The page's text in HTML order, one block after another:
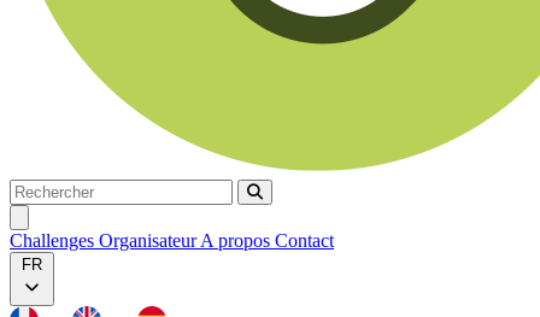
Rechercher
Rechercher
Challenges OrganisateurA propos Contact
FR